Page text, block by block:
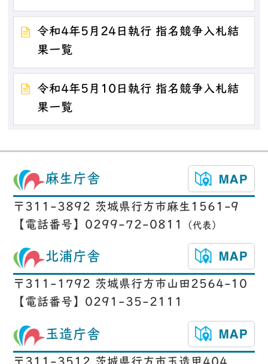
令和4年5月24日執行 指名競争入札結
果一覧
令和4年5月10日執行 指名競争入札結
果一覧
麻生庁舎
〒311-3892 茨城県行方市麻生1561-9
【電話番号】0299-72-0811
（代表）
北浦庁舎
〒311-1792 茨城県行方市山田2564-10
【電話番号】0291-35-2111
玉造庁舎